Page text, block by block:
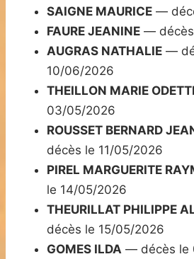
SAIGNE MAURICE —
FAURE JEANINE —
AUGRAS NATHALIE —
10/06/2026
THEILLON MARIE
03/05/2026
ROUSSET BERNARD
décès le 11/05/2026
PIREL MARGUERITE
le 14/05/2026
THEURILLAT PHILIPPE
décès le 15/05/2026
GOMES ILDA — décès le